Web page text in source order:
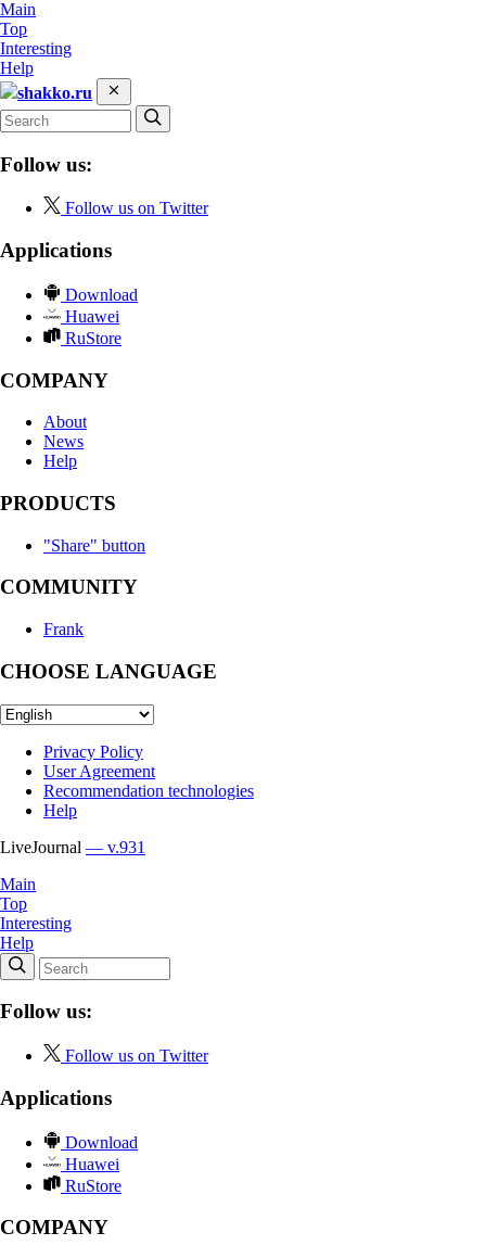
Main
Top
Interesting
Help
shakko.ru
Follow us:
Follow us on Twitter
Applications
Download
Huawei
RuStore
COMPANY
About
News
Help
PRODUCTS
"Share" button
COMMUNITY
Frank
CHOOSE LANGUAGE
Privacy Policy
User Agreement
Recommendation technologies
Help
LiveJournal — v.931
Main
Top
Interesting
Help
Follow us:
Follow us on Twitter
Applications
Download
Huawei
RuStore
COMPANY